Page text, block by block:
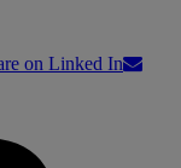
on Linked In